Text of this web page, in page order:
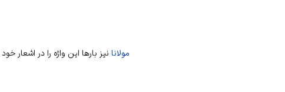
مولانا نیز بارها این واژه را در اشعار